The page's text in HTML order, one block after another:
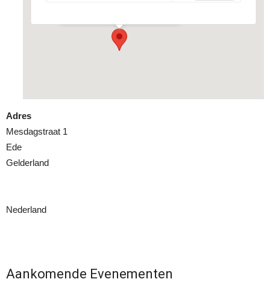
Adres
Mesdagstraat 1
Ede
Gelderland
Nederland
Aankomende Evenementen